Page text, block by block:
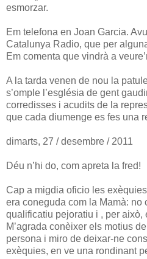
esmorzar.
Em telefona en Joan Garcia.
Catalunya Radio, que per
Em comenta que vindrà a
A la tarda venen de nou la
s’omple l’església de gent
corredisses i acudits de la
que cada diumenge es fes una
dimarts, 27 / desembre / 2011
Déu n’hi do, com apreta la fred!
Cap a migdia oficio les
era coneguda com la Mamà: no
qualificatiu pejoratiu i , per això,
M’agrada conèixer els motius
persona i miro de deixar-ne
exèquies, en ve una rondinant